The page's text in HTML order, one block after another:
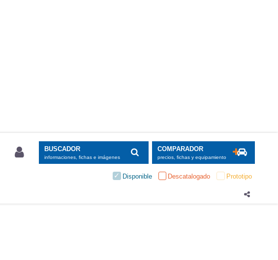
BUSCADOR
informaciones, fichas e imágenes
COMPARADOR
precios, fichas y equipamiento
Disponible Descatalogado Prototipo